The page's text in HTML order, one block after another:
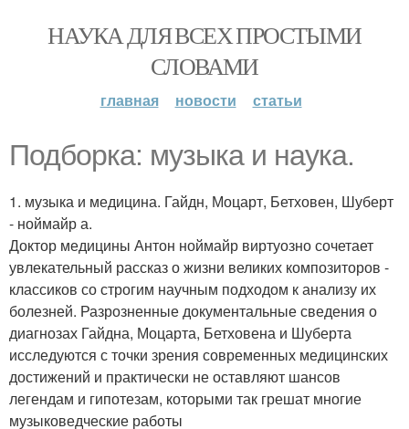
НАУКА ДЛЯ ВСЕХ ПРОСТЫМИ
СЛОВАМИ
главная новости статьи
Подборка: музыка и наука.
1. музыка и медицина. Гайдн, Моцарт, Бетховен, Шуберт
- ноймайр а.
Доктор медицины Антон ноймайр виртуозно сочетает
увлекательный рассказ о жизни великих композиторов -
классиков со строгим научным подходом к анализу их
болезней. Разрозненные документальные сведения о
диагнозах Гайдна, Моцарта, Бетховена и Шуберта
исследуются с точки зрения современных медицинских
достижений и практически не оставляют шансов
легендам и гипотезам, которыми так грешат многие
музыковедческие работы